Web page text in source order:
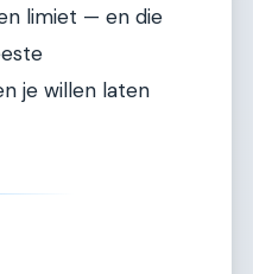
limiet — en die
je willen laten